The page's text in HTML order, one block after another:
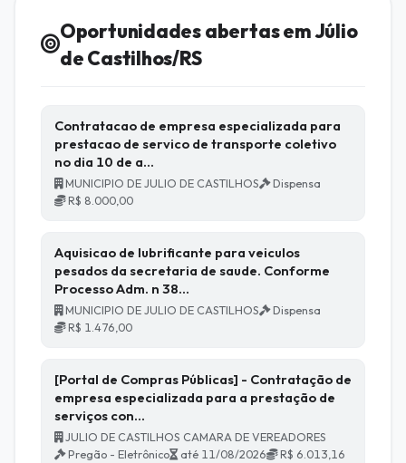
Oportunidades abertas em Júlio
de Castilhos/RS
Contratacao de empresa especializada para
prestacao de servico de transporte coletivo
no dia 10 de a…
MUNICIPIO DE JULIO DE CASTILHOS
Dispensa
R$ 8.000,00
Aquisicao de lubrificante para veiculos
pesados da secretaria de saude. Conforme
Processo Adm. n 38…
MUNICIPIO DE JULIO DE CASTILHOS
Dispensa
R$ 1.476,00
[Portal de Compras Públicas] - Contratação de
empresa especializada para a prestação de
serviços con…
JULIO DE CASTILHOS CAMARA DE VEREADORES
Pregão - Eletrônico
até 11/08/2026 R$ 6.013,16